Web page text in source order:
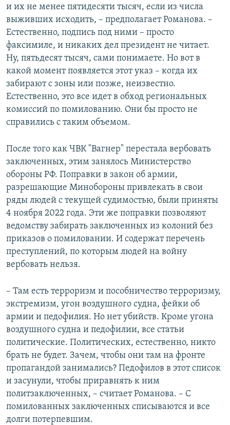
и их не менее пятидесяти тысяч, если из числа
выживших исходить, – предполагает Романова. –
Естественно, подпись под ними – просто
факсимиле, и никаких дел президент не читает.
Ну, пятьдесят тысяч, сами понимаете. Но вот в
какой момент появляется этот указ – когда их
забирают с зоны или позже, неизвестно.
Естественно, это все идет в обход региональных
комиссий по помилованию. Они бы просто не
справились с таким объемом.
После того как ЧВК "Вагнер" перестала вербовать
заключенных, этим занялось Министерство
обороны РФ. Поправки в закон об армии,
разрешающие Минобороны привлекать в свои
ряды людей с текущей судимостью, были приняты
4 ноября 2022 года. Эти же поправки позволяют
ведомству забирать заключенных из колоний без
приказов о помиловании. И содержат перечень
преступлений, по которым людей на войну
вербовать нельзя.
– Там есть терроризм и пособничество терроризму,
экстремизм, угон воздушного судна, фейки об
армии и педофилия. Но нет убийств. Кроме угона
воздушного судна и педофилии, все статьи
политические. Политических, естественно, никто
брать не будет. Зачем, чтобы они там на фронте
пропагандой занимались? Педофилов в этот список
и засунули, чтобы приравнять к ним
политзаключенных, – считает Романова. – С
помилованных заключенных списываются и все
долги потерпевшим.